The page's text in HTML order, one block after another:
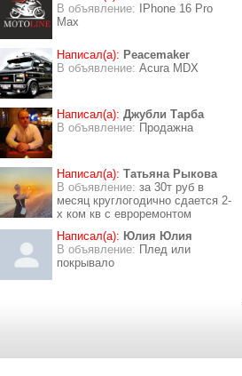
В объявление:
IPhone 16 Pro
Max
Написал(а): Peacemaker
В объявление: Acura MDX
Написал(а): Джубли Тарба
В объявление: Продажна
Написал(а): Татьяна Рыкова
В объявление: за 30т руб в
месяц круглогодично сдается 2-
х ком кв с евроремонтом
Написал(а): Юлия Юлия
В объявление: Плед или
покрывало